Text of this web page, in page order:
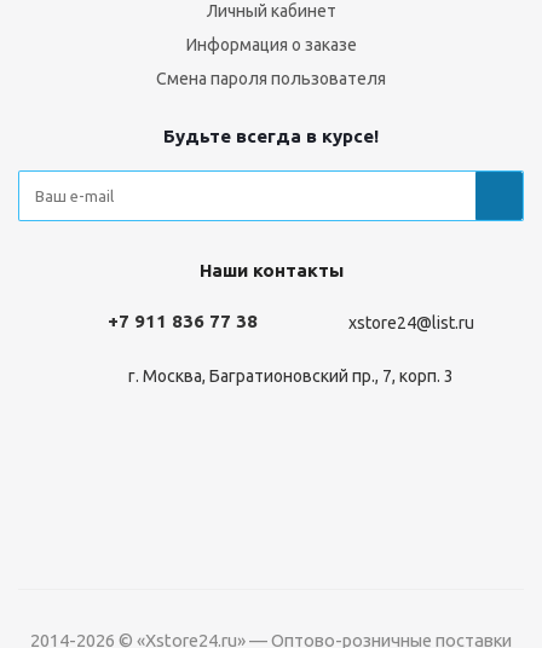
Личный кабинет
Информация о заказе
Смена пароля пользователя
Будьте всегда в курсе!
Наши контакты
+7 911 836 77 38 xstore24@list.ru
г. Москва, Багратионовский пр., 7, корп. 3
2014-2026 © «Xstore24.ru» — Оптово-розничные поставки